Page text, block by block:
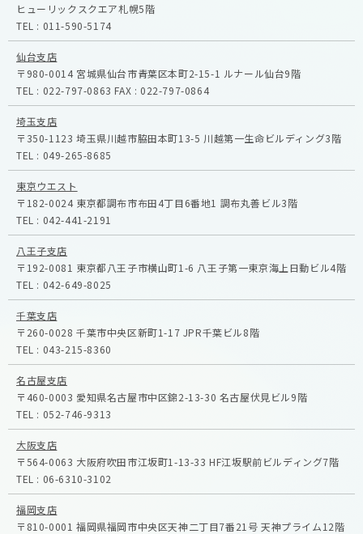
ヒューリックスクエア札幌5階
TEL : 011-590-5174
仙台支店
〒980-0014 宮城県仙台市青葉区本町2-15-1 ルナール仙台9階
TEL : 022-797-0863 FAX : 022-797-0864
埼玉支店
〒350-1123 埼玉県川越市脇田本町13-5 川越第一生命ビルディング3階
TEL : 049-265-8685
東京ウエスト
〒182-0024 東京都調布市布田4丁目6番地1 調布丸善ビル3階
TEL : 042-441-2191
八王子支店
〒192-0081 東京都八王子市横山町1-6 八王子第一東京海上日動ビル4階
TEL : 042-649-8025
千葉支店
〒260-0028 千葉市中央区新町1-17 JPR千葉ビル8階
TEL : 043-215-8360
名古屋支店
〒460-0003 愛知県名古屋市中区錦2-13-30 名古屋伏見ビル9階
TEL : 052-746-9313
大阪支店
〒564-0063 大阪府吹田市江坂町1-13-33 HF江坂駅前ビルディング7階
TEL : 06-6310-3102
福岡支店
〒810-0001 福岡県福岡市中央区天神二丁目7番21号 天神プライム12階